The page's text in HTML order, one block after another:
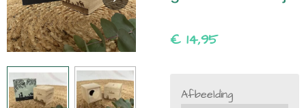
€ 14,95
Afbeelding